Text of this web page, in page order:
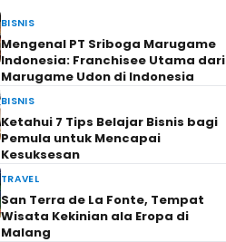
BISNIS
Mengenal PT Sriboga Marugame
Indonesia: Franchisee Utama dari
Marugame Udon di Indonesia
BISNIS
Ketahui 7 Tips Belajar Bisnis bagi
Pemula untuk Mencapai
Kesuksesan
TRAVEL
San Terra de La Fonte, Tempat
Wisata Kekinian ala Eropa di
Malang